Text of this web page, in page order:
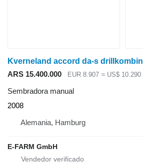
Kverneland accord da-s
ARS 15.400.000
EUR 8.907 ≈ US$ 10.290
Sembradora manual
2008
Alemania, Hamburg
E-FARM GmbH